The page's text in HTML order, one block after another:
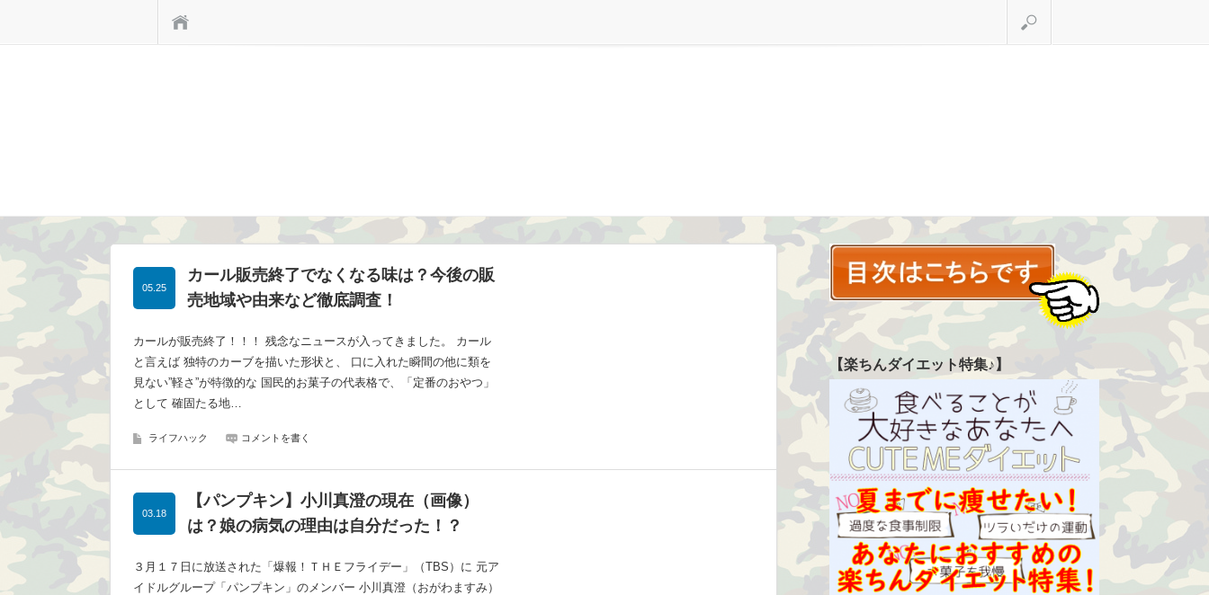
カール販売終了でなくなる味は？今後の販
売地域や由来など徹底調査！
05.25
カールが販売終了！！！ 残念なニュースが入ってきました。 カール
と言えば 独特のカーブを描いた形状と、 口に入れた瞬間の他に類を
見ない”軽さ”が特徴的な 国民的お菓子の代表格で、「定番のおやつ」
として 確固たる地…
ライフハック コメントを書く
【パンプキン】小川真澄の現在（画像）
は？娘の病気の理由は自分だった！？
03.18
３月１７日に放送された「爆報！ＴＨＥフライデー」（TBS）に 元ア
イドルグループ「パンプキン」のメンバー 小川真澄（おがわますみ）
【楽ちんダイエット特集♪】